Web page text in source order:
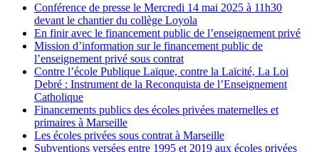
Conférence de presse le Mercredi 14 mai 2025 à 11h30
devant le chantier du collège Loyola
En finir avec le financement public de l’enseignement privé
Mission d’information sur le financement public de
l’enseignement privé sous contrat
Contre l’école Publique Laïque, contre la Laïcité, La Loi
Debré : Instrument de la Reconquista de l’Enseignement
Catholique
Financements publics des écoles privées maternelles et
primaires à Marseille
Les écoles privées sous contrat à Marseille
Subventions versées entre 1995 et 2019 aux écoles privées